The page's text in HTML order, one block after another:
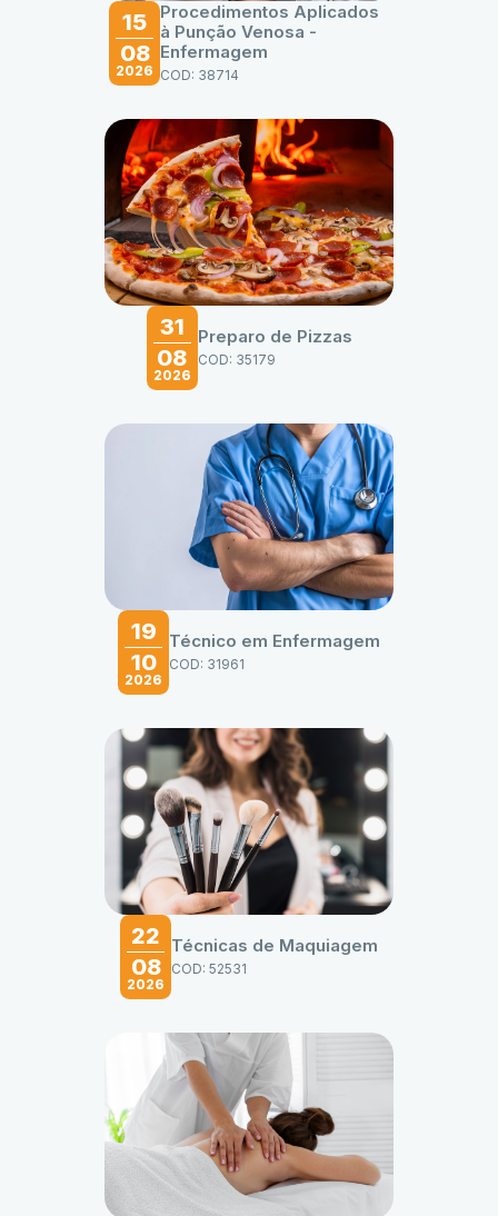
15
08
2026
Procedimentos Aplicados
à Punção Venosa -
Enfermagem
COD: 38714
31
08
2026
Preparo de Pizzas
COD: 35179
19
10
2026
Técnico em Enfermagem
COD: 31961
22
08
2026
Técnicas de Maquiagem
COD: 52531